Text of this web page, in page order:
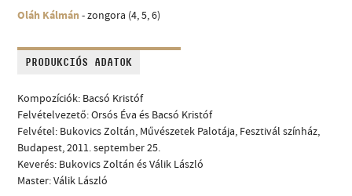
Oláh Kálmán- zongora (4, 5, 6)
PRODUKCIÓS ADATOK
Kompozíciók: Bacsó Kristóf
Felvételvezető: Orsós Éva és Bacsó Kristóf
Felvétel: Bukovics Zoltán, Művészetek Palotája, Fesztivál színház,
Budapest, 2011. september 25.
Keverés: Bukovics Zoltán és Válik László
Master: Válik László